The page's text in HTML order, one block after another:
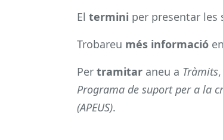
El termini per presentar les
Trobareu més informació
Per tramitar aneu a Tràmits
Programa de suport per a la
(APEUS).